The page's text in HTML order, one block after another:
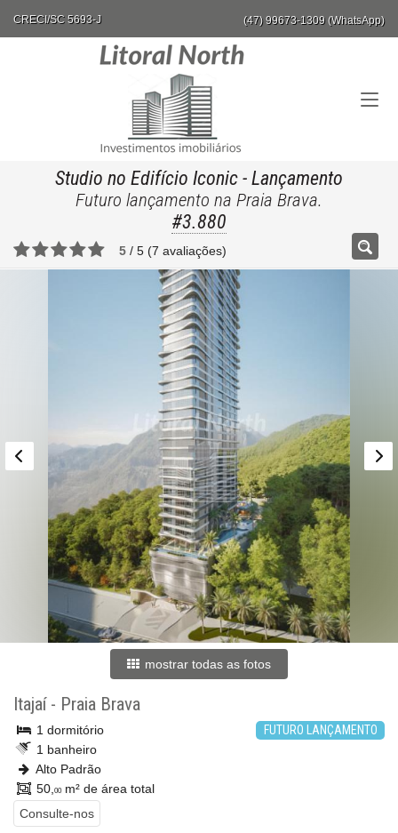
CRECI/SC 5693-J (47) 99673-1309 (WhatsApp)
Studio no Edifício Iconic - Lançamento
Futuro lançamento na Praia Brava.
#3.880
5 / 5 (7 avaliações)
mostrar todas as fotos
Itajaí- Praia Brava
FUTURO LANÇAMENTO
1 dormitório
1 banheiro
Alto Padrão
50, 00m² de área total
Consulte-nos